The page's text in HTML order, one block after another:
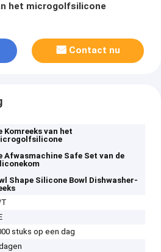
het microgolfsilicone
Contact nu
Komreeks van het
Afwasmachine Safe Set van de
Shape Silicone Bowl Dishwasher-
stuks op een dag